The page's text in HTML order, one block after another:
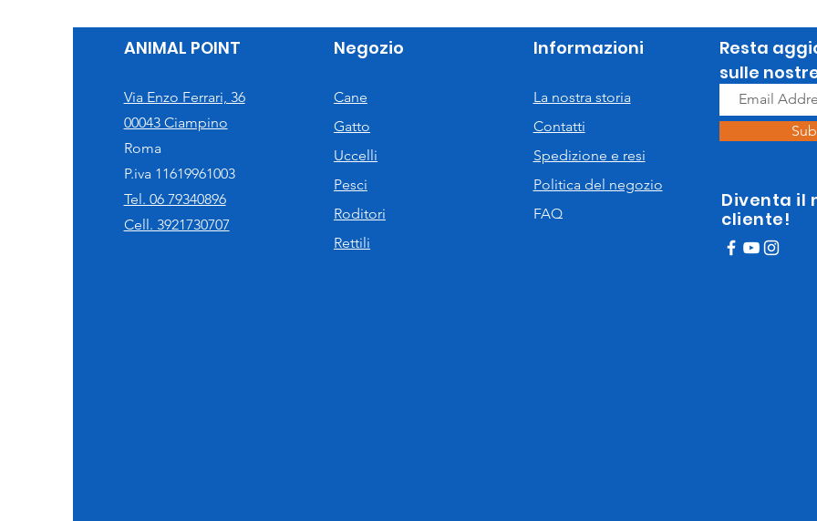
ANIMAL POINT
Via Enzo Ferrari, 36
00043 Ciampino
Roma
P.iva 11619961003
Tel. 06 79340896
Cell. 3921730707
Negozio
Cane
Gatto
Uccelli
Pesci
Roditori
Rettili
Informazioni
La nostra storia
Contatti
Spedizione e resi
Politica del negozio
FAQ
Resta
sulle
Diventa il
cliente!